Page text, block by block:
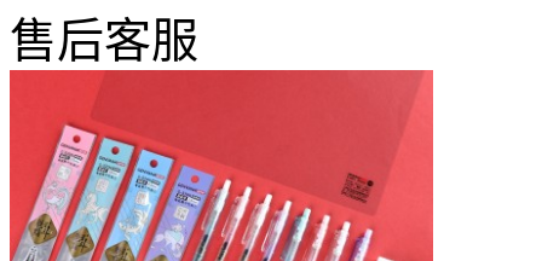
售后客服